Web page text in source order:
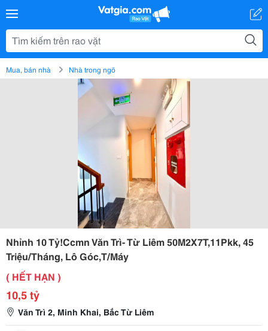
Mua, bán nhà Nhà trong ngõ
Nhỉnh 10 Tỷ!Ccmn Văn Trì- Từ Liêm 50M2X7T,11Pkk, 45
Triệu/Tháng, Lô Góc,T/Máy
( HẾT HẠN )
10,5 tỷ
Văn Trì 2, Minh Khai, Bắc Từ Liêm